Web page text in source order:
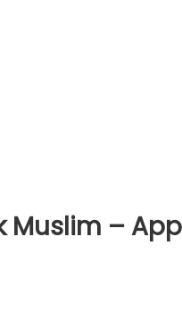
Muslim –